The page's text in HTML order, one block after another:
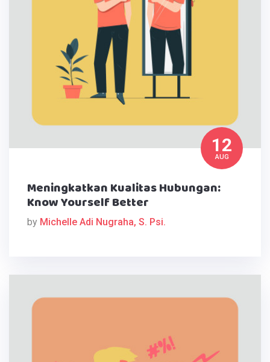
12
AUG
Meningkatkan Kualitas Hubungan:
Know Yourself Better
by Michelle Adi Nugraha, S. Psi.